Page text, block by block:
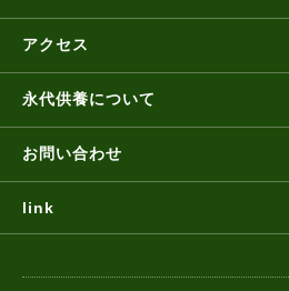
アクセス
永代供養について
お問い合わせ
link